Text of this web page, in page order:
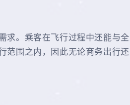
。乘客在飞行过程中还能与
围之内，因此无论商务出行